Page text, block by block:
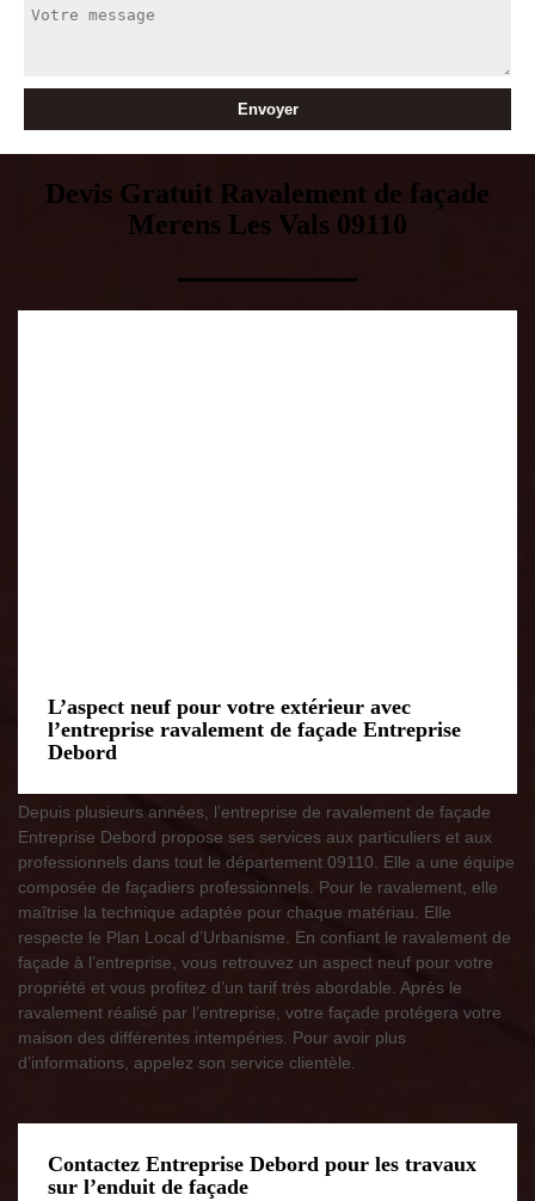
Devis Gratuit Ravalement de façade
Merens Les Vals 09110
L’aspect neuf pour votre extérieur avec
l’entreprise ravalement de façade Entreprise
Debord
Depuis plusieurs années, l’entreprise de ravalement de façade
Entreprise Debord propose ses services aux particuliers et aux
professionnels dans tout le département 09110. Elle a une équipe
composée de façadiers professionnels. Pour le ravalement, elle
maîtrise la technique adaptée pour chaque matériau. Elle
respecte le Plan Local d’Urbanisme. En confiant le ravalement de
façade à l’entreprise, vous retrouvez un aspect neuf pour votre
propriété et vous profitez d’un tarif très abordable. Après le
ravalement réalisé par l’entreprise, votre façade protégera votre
maison des différentes intempéries. Pour avoir plus
d’informations, appelez son service clientèle.
Contactez Entreprise Debord pour les travaux
sur l’enduit de façade